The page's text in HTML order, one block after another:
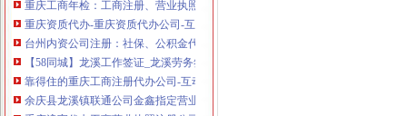
重庆资质代办-重庆资质代办公司-互动百科
台州内资公司注册：社保、公积金代理,人力资源服务-台州爱问分类
【58同城】龙溪工作签证_龙溪劳务签证_龙溪工作签证代办
靠得住的重庆工商注册代办公司-互动百科
余庆县龙溪镇联通公司金鑫指定营业厅_【电话地址_招聘信息_注册信
重庆浪宇代办工商营业执照注册公司公司代帐记账-重庆58同城